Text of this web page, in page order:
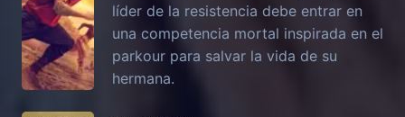
líder de la resistencia debe entrar en
una competencia mortal inspirada en el
parkour para salvar la vida de su
hermana.